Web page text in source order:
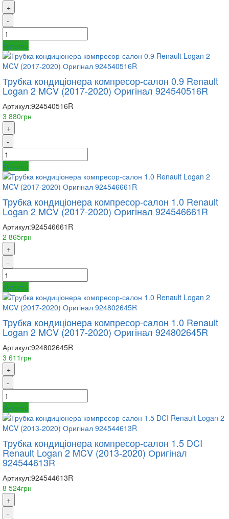
+
-
Купити
Трубка кондиціонера компресор-салон 0.9 Renault
Logan 2 MCV (2017-2020) Оригінал 924540516R
Артикул:924540516R
3 880грн
+
-
Купити
Трубка кондиціонера компресор-салон 1.0 Renault
Logan 2 MCV (2017-2020) Оригінал 924546661R
Артикул:924546661R
2 865грн
+
-
Купити
Трубка кондиціонера компресор-салон 1.0 Renault
Logan 2 MCV (2017-2020) Оригінал 924802645R
Артикул:924802645R
3 611грн
+
-
Купити
Трубка кондиціонера компресор-салон 1.5 DCI
Renault Logan 2 MCV (2013-2020) Оригінал
924544613R
Артикул:924544613R
8 524грн
+
-